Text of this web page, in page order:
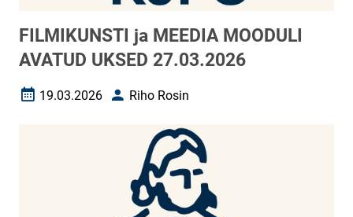
FILMIKUNSTI ja MEEDIA MOODULI
AVATUD UKSED 27.03.2026
Loomise kuupäev
19.03.2026 AutorRiho Rosin